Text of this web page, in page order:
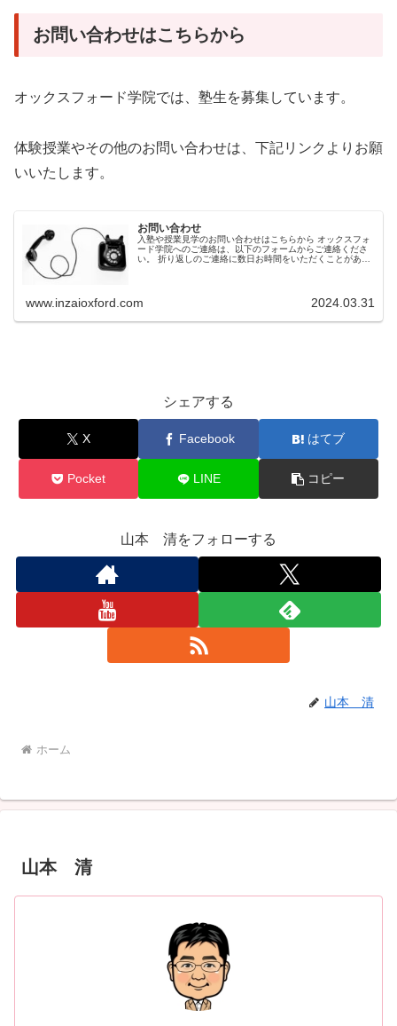
お問い合わせはこちらから
オックスフォード学院では、塾生を募集しています。
体験授業やその他のお問い合わせは、下記リンクよりお願
いいたします。
お問い合わせ
入塾や授業見学のお問い合わせはこちらから オックスフォ
ード学院へのご連絡は、以下のフォームからご連絡くださ
い。 折り返しのご連絡に数日お時間をいただくことがあり
www.inzaioxford.com 2024.03.31
シェアする
X Facebook はてブ
Pocket LINE コピー
山本 清をフォローする
山本 清
ホーム
山本 清